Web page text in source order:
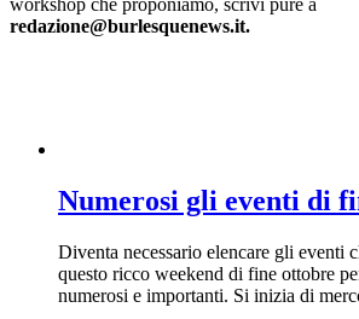
workshop che proponiamo, scrivi pure a
redazione@burlesquenews.it.
Numerosi gli eventi di
Diventa necessario elencare gli eventi
questo ricco weekend di fine ottobre
numerosi e importanti. Si inizia di